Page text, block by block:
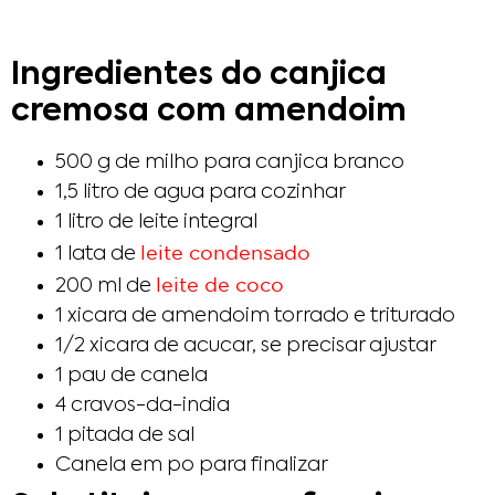
Ingredientes do canjica
cremosa com amendoim
500 g de milho para canjica branco
1,5 litro de agua para cozinhar
1 litro de leite integral
1 lata de leite condensado
200 ml de leite de coco
1 xicara de amendoim torrado e triturado
1/2 xicara de acucar, se precisar ajustar
1 pau de canela
4 cravos-da-india
1 pitada de sal
Canela em po para finalizar